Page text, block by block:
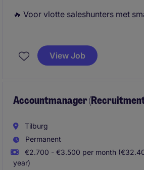
🔥 Voor vlotte saleshunters met
de schakel tussen ambitieuze
toonaangevende bedrijven. Je
View Job
Accountmanager
Tilburg
Permanent
€2.700 - €3.500 per month
year)